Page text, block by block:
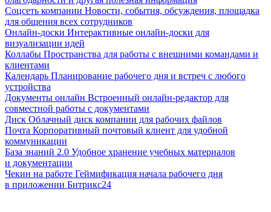
Соцсеть компании Новости, события, обсуждения, площадка
для общения всех сотрудников
Онлайн-доски Интерактивные онлайн-доски для
визуализации идей
Коллабы Пространства для работы с внешними командами и
клиентами
Календарь Планирование рабочего дня и встреч с любого
устройства
Документы онлайн Встроенный онлайн-редактор для
совместной работы с документами
Диск Облачный диск компании для рабочих файлов
Почта Корпоративный почтовый клиент для удобной
коммуникации
База знаний 2.0 Удобное хранение учебных материалов
и документации
Чекин на работе Геймификация начала рабочего дня
в приложении Битрикс24